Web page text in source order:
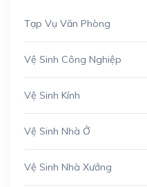
Tạp Vụ Văn Phòng
Vệ Sinh Công Nghiệp
Vệ Sinh Kính
Vệ Sinh Nhà Ở
Vệ Sinh Nhà Xưởng